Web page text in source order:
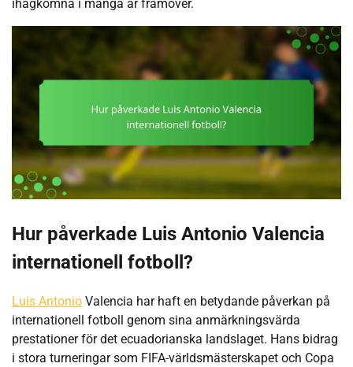
ihågkomna i många år framöver.
Hur påverkade Luis Antonio Valencia
internationell fotboll?
Luis Antonio Valencia har haft en betydande påverkan på
internationell fotboll genom sina anmärkningsvärda
prestationer för det ecuadorianska landslaget. Hans bidrag
i stora turneringar som FIFA-världsmästerskapet och Copa